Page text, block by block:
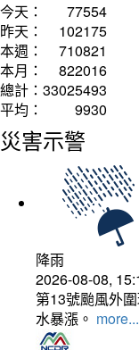
今天：
77554
昨天：
102175
本週：
710821
本月：
822016
總計： 33025493
平均：
9930
災害示警
降雨
2026-08-08,
第13號颱風外
水暴漲。 more...